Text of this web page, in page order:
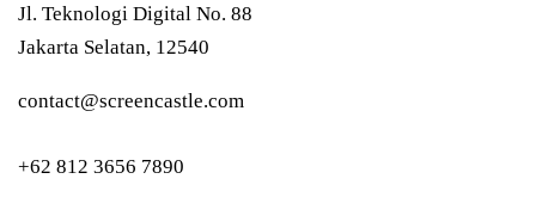
Jl. Teknologi Digital No. 88
Jakarta Selatan, 12540
contact@screencastle.com
+62 812 3656 7890